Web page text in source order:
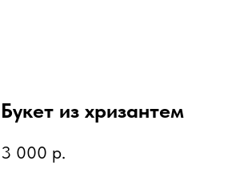
Букет из хризантем
3 000 р.